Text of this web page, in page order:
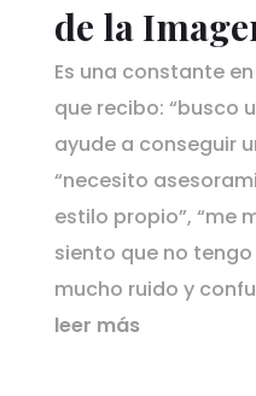
de la
Es una constante
que recibo: “busco
ayude a conseguir
“necesito
estilo propio”, “me
siento que no
mucho ruido y
leer más